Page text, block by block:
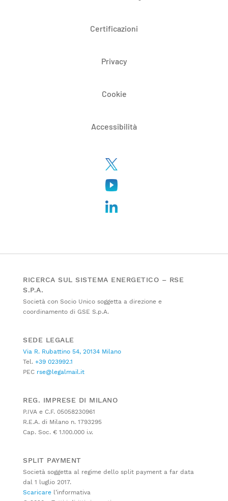
Certificazioni
Privacy
Cookie
Accessibilità
RICERCA SUL SISTEMA ENERGETICO – RSE
S.P.A.
Società con Socio Unico soggetta a direzione e
coordinamento di GSE S.p.A.
SEDE LEGALE
Via R. Rubattino 54, 20134 Milano
Tel. +39 023992.1
PEC rse@legalmail.it
REG. IMPRESE DI MILANO
P.IVA e C.F. 05058230961
R.E.A. di Milano n. 1793295
Cap. Soc. € 1.100.000 i.v.
SPLIT PAYMENT
Società soggetta al regime dello split payment a far data
dal 1 luglio 2017.
Scaricare l’informativa